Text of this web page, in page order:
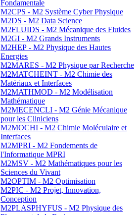
Fondamentale
M2CPS - M2 Système Cyber Physique
M2DS - M2 Data Science
M2FLUIDS - M2 Mécanique des Fluides
M2GI - M2 Grands Instruments
M2HEP - M2 Physique des Hautes
Energies
M2MARES - M2 Physique par Recherche
M2MATCHEINT - M2 Chimie des
Matériaux et Interfaces
M2MATHMOD - M2 Modélisation
Mathématique
M2MECENCLI - M2 Génie Mécanique
pour les Cliniciens
M2MOCHI - M2 Chimie Moléculaire et
Interfaces
M2MPRI - M2 Fondements de
l'Informatique MPRI
M2MSV - M2 Mathématiques pour les
Sciences du Vivant
M2OPTIM - M2 Optimisation
M2PIC - M2 Projet, Innovation,
Conception
M2PLASPHYFUS - M2 Physique des